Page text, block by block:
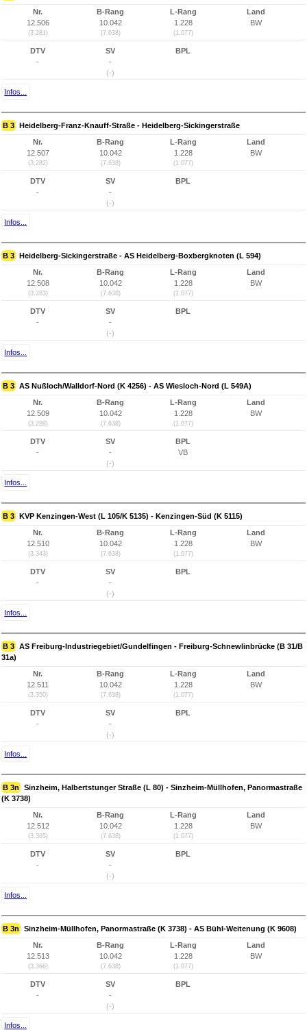
Nr.
12.506
(3.281)
B-Rang
10.042
(7.638)
L-Rang
1.228
(1.077)
Land
BW
DTV
-
SV
-
(-)
BPL
Infos...
B 3 Heidelberg-Franz-Knauff-Straße - Heidelberg-Sickingerstraße
Nr.
12.507
(3.282)
B-Rang
10.042
(7.638)
L-Rang
1.228
(1.077)
Land
BW
DTV
-
SV
-
(-)
BPL
Infos...
B 3 Heidelberg-Sickingerstraße - AS Heidelberg-Boxbergknoten (L 594)
Nr.
12.508
(3.283)
B-Rang
10.042
(7.638)
L-Rang
1.228
(1.077)
Land
BW
DTV
-
SV
-
(-)
BPL
Infos...
B 3 AS Nußloch/Walldorf-Nord (K 4256) - AS Wiesloch-Nord (L 549A)
Nr.
12.509
(3.288)
B-Rang
10.042
(7.638)
L-Rang
1.228
(1.077)
Land
BW
DTV
-
SV
-
(-)
BPL
VB
Infos...
B 3 KVP Kenzingen-West (L 105/K 5135) - Kenzingen-Süd (K 5115)
Nr.
12.510
(3.343)
B-Rang
10.042
(7.638)
L-Rang
1.228
(1.077)
Land
BW
DTV
-
SV
-
(-)
BPL
Infos...
B 3 AS Freiburg-Industriegebiet/Gundelfingen - Freiburg-Schnewlinbrücke (B 31/B
31a)
Nr.
12.511
(3.350)
B-Rang
10.042
(7.638)
L-Rang
1.228
(1.077)
Land
BW
DTV
-
SV
-
(-)
BPL
Infos...
B 3n
Sinzheim, Halbertstunger Straße (L 80) - Sinzheim-Müllhofen, Panormastraße
(K 3738)
Nr.
12.512
(3.365)
B-Rang
10.042
(7.638)
L-Rang
1.228
(1.077)
Land
BW
DTV
-
SV
-
(-)
BPL
Infos...
B 3n Sinzheim-Müllhofen, Panormastraße (K 3738) - AS Bühl-Weitenung (K 9608)
Nr.
12.513
(3.366)
B-Rang
10.042
(7.638)
L-Rang
1.228
(1.077)
Land
BW
DTV
-
SV
-
(-)
BPL
Infos...